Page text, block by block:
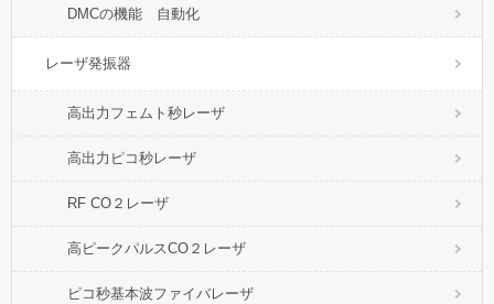
DMCの機能 自動化
レーザ発振器
高出力フェムト秒レーザ
高出力ピコ秒レーザ
RF CO２レーザ
高ピークパルスCO２レーザ
ピコ秒基本波ファイバレーザ